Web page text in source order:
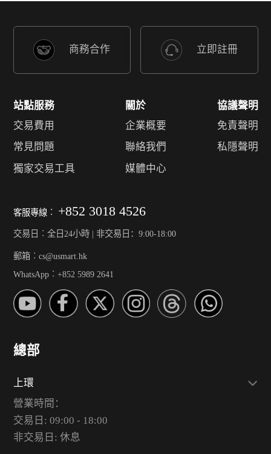
商務合作 立即註冊
站點服務
交易費用
常見問題
獨家交易工具
關於
企業概要
聯絡我們
媒體中心
協議聲明
免責聲明
私隱聲明
客服專線︰ +852 3018 4526
交易日︰全日24小時 | 非交易日：9:00-18:00
郵箱︰cs@usmart.hk
WhatsApp︰+852 5989 2641
總部
上環
營業時間：
交易日: 09:00 - 18:00
非交易日: 休息